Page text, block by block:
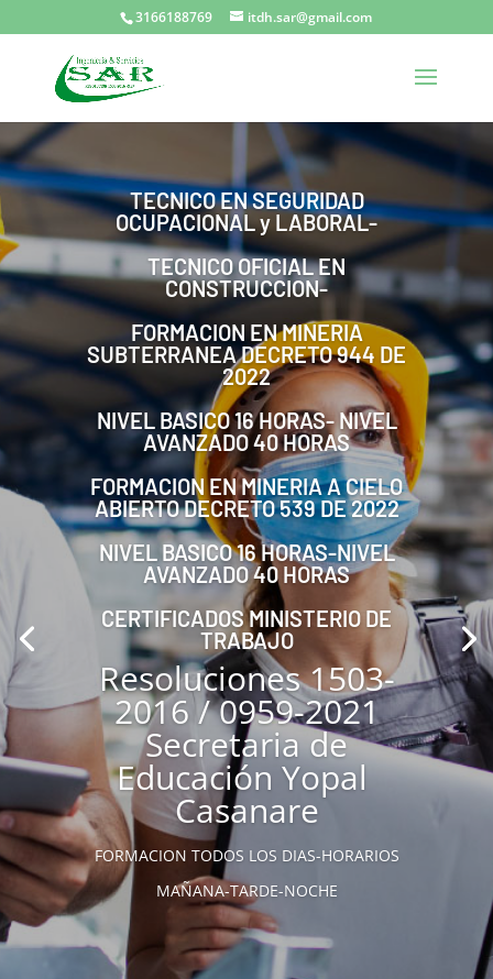
3166188769 itdh.sar@gmail.com
TECNICO EN SEGURIDAD
OCUPACIONAL y LABORAL-
TECNICO OFICIAL EN
CONSTRUCCION-
FORMACION EN MINERIA
SUBTERRANEA DECRETO 944 DE
2022
NIVEL BASICO 16 HORAS- NIVEL
AVANZADO 40 HORAS
FORMACION EN MINERIA A CIELO
ABIERTO DECRETO 539 DE 2022
NIVEL BASICO 16 HORAS-NIVEL
AVANZADO 40 HORAS
CERTIFICADOS MINISTERIO DE
TRABAJO
Resoluciones 1503-
2016 / 0959-2021
Secretaria de
Educación Yopal
Casanare
FORMACION TODOS LOS DIAS-HORARIOS
MAÑANA-TARDE-NOCHE